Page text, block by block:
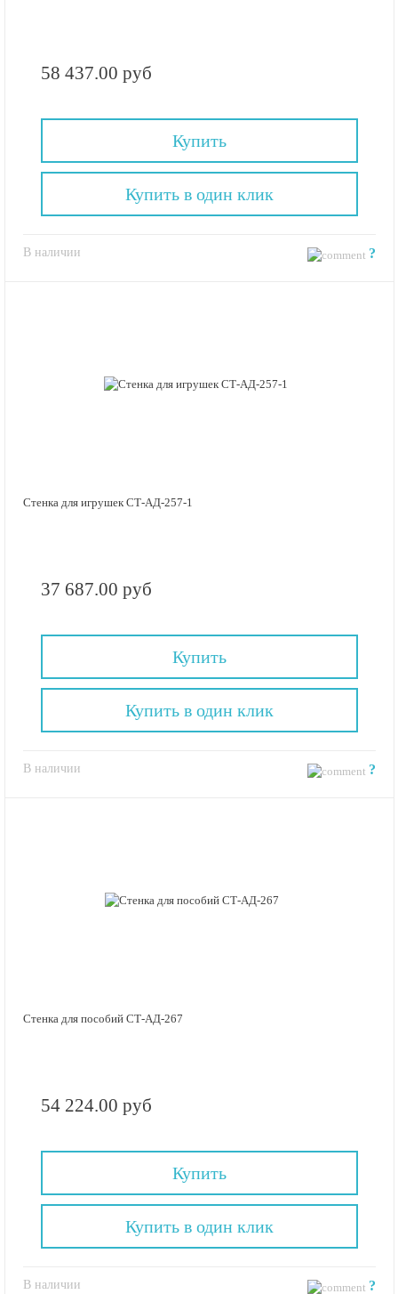
58 437.00 руб
Купить
В наличии ?
Купить в один клик
Стенка для игрушек СТ-АД-257-1
37 687.00 руб
Купить
В наличии ?
Купить в один клик
Стенка для пособий СТ-АД-267
54 224.00 руб
Купить
В наличии ?
Купить в один клик